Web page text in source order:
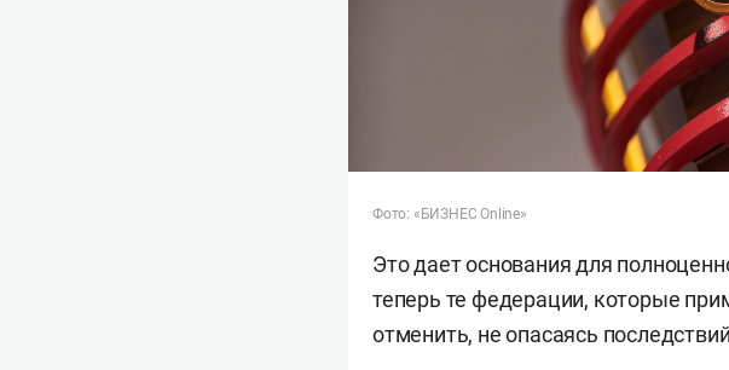
Фото: «БИЗНЕС Online»
Это дает основания для
теперь те федерации, которые
отменить, не опасаясь